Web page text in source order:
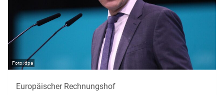
dpa
Europäischer Rechnungshof